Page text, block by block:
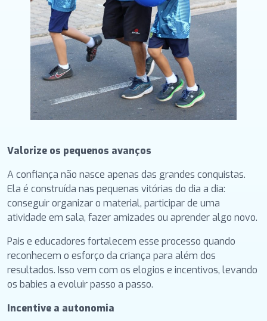
Valorize os pequenos avanços
A confiança não nasce apenas das grandes conquistas.
Ela é construída nas pequenas vitórias do dia a dia:
conseguir organizar o material, participar de uma
atividade em sala, fazer amizades ou aprender algo novo.
Pais e educadores fortalecem esse processo quando
reconhecem o esforço da criança para além dos
resultados. Isso vem com os elogios e incentivos, levando
os babies a evoluir passo a passo.
Incentive a autonomia